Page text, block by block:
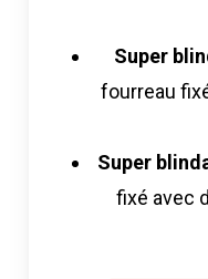
Super
fourreau
Super
fixé avec